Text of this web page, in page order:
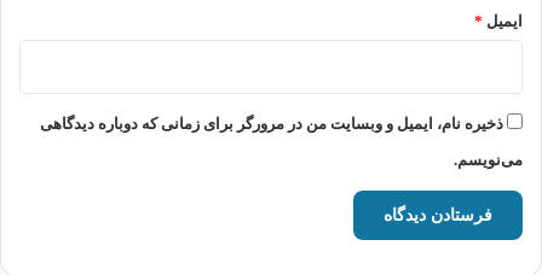
ایمیل *
ذخیره نام، ایمیل و وبسایت من در مرورگر برای زمانی که دوباره دیدگاهی
می‌نویسم.